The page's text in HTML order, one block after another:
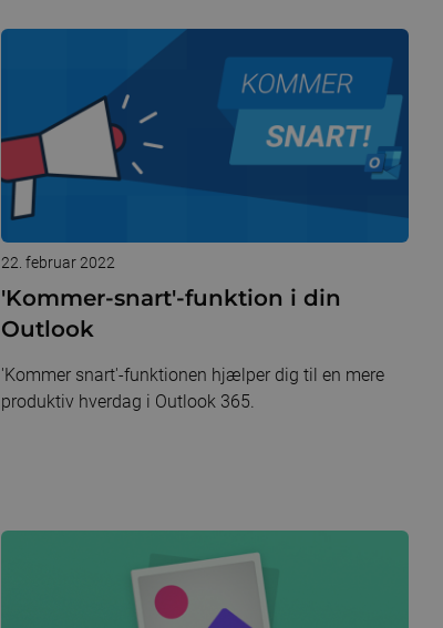
22. februar 2022
'Kommer-snart'-funktion i din
Outlook
'Kommer snart'-funktionen hjælper dig til en mere
produktiv hverdag i Outlook 365.